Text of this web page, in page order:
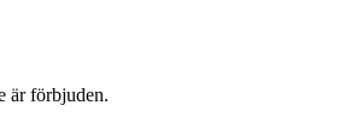
är förbjuden.